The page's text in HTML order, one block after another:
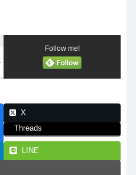
Follow me!
X
Threads
LINE